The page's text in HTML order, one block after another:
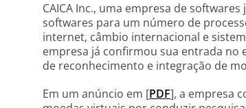
CAICA Inc., uma empresa de
softwares para um número de
internet, câmbio internacional e
empresa já confirmou sua entrada no
de reconhecimento e integração de
Em um anúncio em [PDF], a empresa